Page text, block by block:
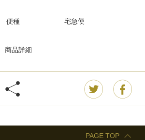
便種 宅急便
商品詳細
PAGE TOP